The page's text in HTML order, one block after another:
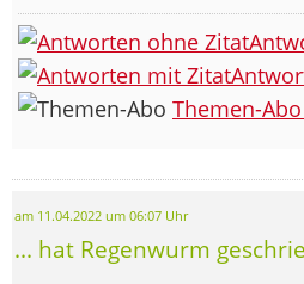
Themen-
am 11.04.2022 um 06:07 Uhr
... hat Regenwurm